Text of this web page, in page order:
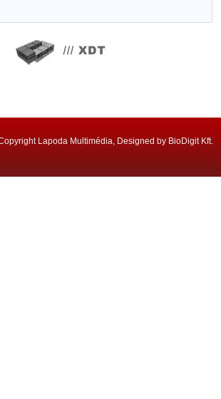
Lapoda Multimédia, Designed by BioDigit Kft.